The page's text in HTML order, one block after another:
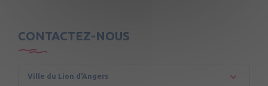
CONTACTEZ-NOUS
Ville du Lion d’Angers